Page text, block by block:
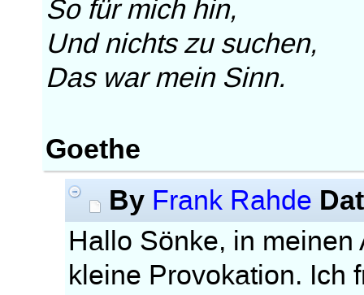
So für mich hin,
Und nichts zu suchen,
Das war mein Sinn.
Goethe
By Frank Rahde
Hallo Sönke, in
kleine Provokation. Ich